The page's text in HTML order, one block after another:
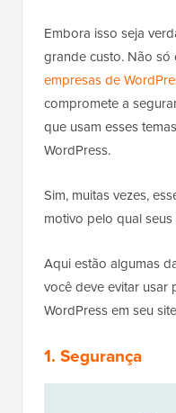
Embora isso seja
grande custo. Não só
empresas de
compromete a
que usam esses
WordPress.
Sim, muitas vezes,
motivo pelo qual
Aqui estão algumas
você deve evitar usar
WordPress em seu
1. Segurança